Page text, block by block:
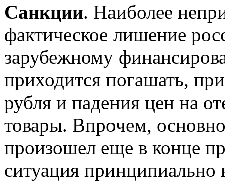
Санкции. Наиболее
фактическое лишение
зарубежному
приходится погашать,
рубля и падения цен на
товары. Впрочем,
произошел еще в конце
ситуация принципиально